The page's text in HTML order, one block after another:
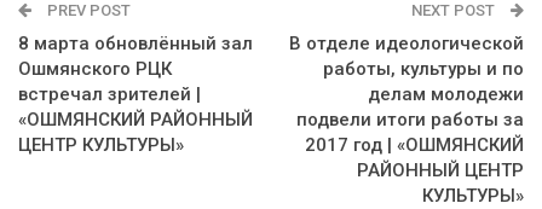
PREV POST
8 марта обновлённый зал
Ошмянского РЦК
встречал зрителей |
«ОШМЯНСКИЙ РАЙОННЫЙ
ЦЕНТР КУЛЬТУРЫ»
NEXT POST
В отделе идеологической
работы, культуры и по
делам молодежи
подвели итоги работы за
2017 год | «ОШМЯНСКИЙ
РАЙОННЫЙ ЦЕНТР
КУЛЬТУРЫ»